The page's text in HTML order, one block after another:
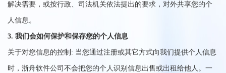
解决需要，或按行政、司法机关依法提出的要求，对外共享您的个
人信息。
3. 我们会如何保护和保存您的个人信息
关于对您信息的控制: 当您通过注册或其它方式向我们提供个人信息
时，浙舟软件公司不会把您的个人识别信息出售或出租给他人。一